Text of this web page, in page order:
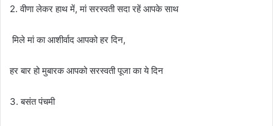
2. वीणा लेकर हाथ में, मां सरस्वती सदा रहें आपके साथ
मिले मां का आशीर्वाद आपको हर दिन,
हर बार हो मुबारक आपको सरस्वती पूजा का ये दिन
3. बसंत पंचमी